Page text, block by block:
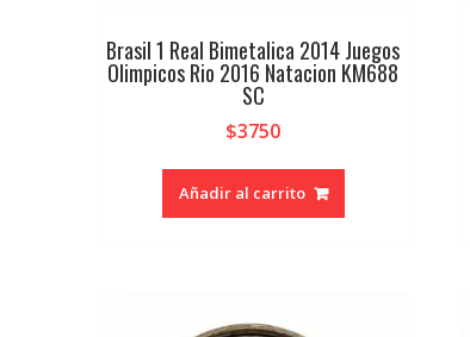
Brasil 1 Real Bimetalica 2014 Juegos
Olimpicos Rio 2016 Natacion KM688
SC
$3750
Añadir al carrito